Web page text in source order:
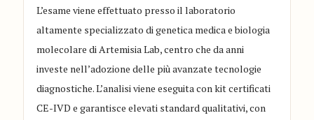
L’esame viene effettuato presso il laboratorio
altamente specializzato di genetica medica e biologia
molecolare di Artemisia Lab, centro che da anni
investe nell’adozione delle più avanzate tecnologie
diagnostiche. L’analisi viene eseguita con kit certificati
CE-IVD e garantisce elevati standard qualitativi, con